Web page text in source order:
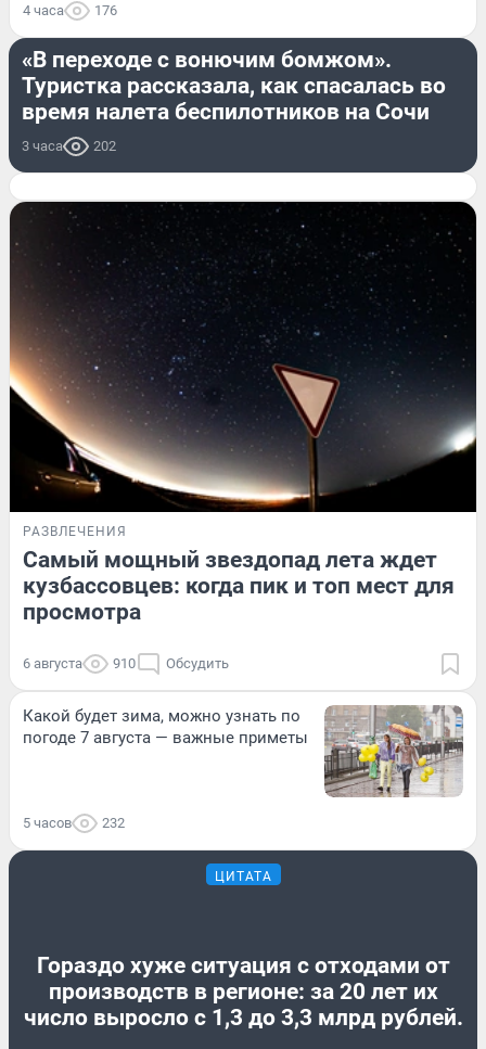
4 часа 176
ПРОИСШЕСТВИЯ
«В переходе с вонючим бомжом».
Туристка рассказала, как спасалась во
время налета беспилотников на Сочи
3 часа 202
РАЗВЛЕЧЕНИЯ
Самый мощный звездопад лета ждет
кузбассовцев: когда пик и топ мест для
просмотра
6 августа 910 Обсудить
Какой будет зима, можно узнать по
погоде 7 августа — важные приметы
5 часов 232
ЦИТАТА
Гораздо хуже ситуация с отходами от
производств в регионе: за 20 лет их
число выросло с 1,3 до 3,3 млрд рублей.